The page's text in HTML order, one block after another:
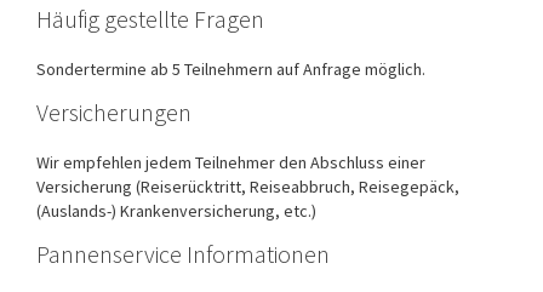
Häufig gestellte Fragen
Sondertermine ab 5 Teilnehmern auf Anfrage möglich.
Versicherungen
Wir empfehlen jedem Teilnehmer den Abschluss einer
Versicherung (Reiserücktritt, Reiseabbruch, Reisegepäck,
(Auslands-) Krankenversicherung, etc.)
Pannenservice Informationen